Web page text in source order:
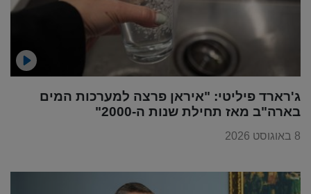
ג'רארד פיליטי: "איראן פרצה למערכות המים
בארה"ב מאז תחילת שנות ה-2000"
8 באוגוסט 2026